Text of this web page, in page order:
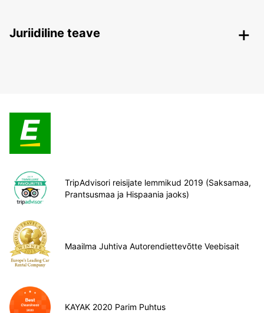
Juriidiline teave
TripAdvisori reisijate lemmikud 2019 (Saksamaa,
Prantsusmaa ja Hispaania jaoks)
Maailma Juhtiva Autorendiettevõtte Veebisait
KAYAK 2020 Parim Puhtus